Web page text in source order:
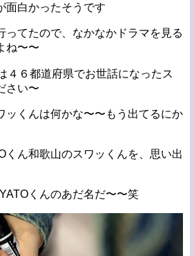
面白かったそうです
ってたので、なかなかドラマを見る
ね〜〜
４６都道府県でお世話になったス
さい〜
ッくんは何かな〜〜もう出てるにか
くん和歌山のスワッくんを、思い出
くんのあだ名だ〜〜笑